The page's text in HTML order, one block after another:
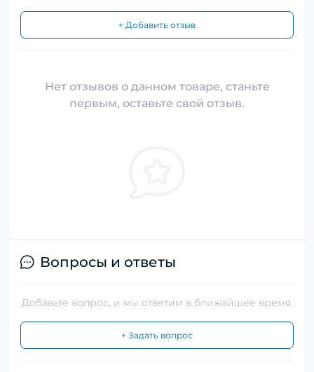
+ Добавить отзыв
Нет отзывов о данном товаре, станьте
первым, оставьте свой отзыв.
Вопросы и ответы
Добавьте вопрос, и мы ответим в ближайшее время.
+ Задать вопрос